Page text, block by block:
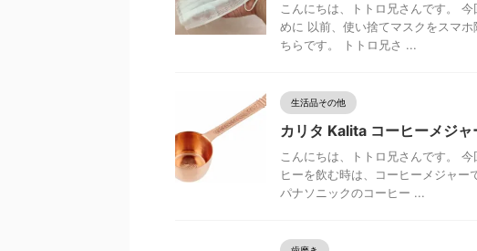
こんにちは、トトロ兄さんです。
めに 以前、使い捨てマスクをスマ
ちらです。 トトロ兄さ ...
生活品その他
カリタ Kalita コーヒーメジ
こんにちは、トトロ兄さんです。
ヒーを飲む時は、コーヒーメジャー
パナソニックのコーヒー ...